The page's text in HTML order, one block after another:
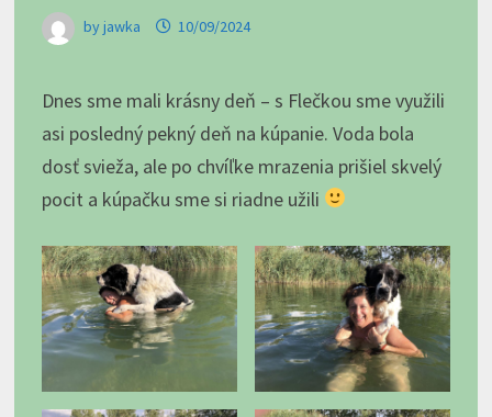
byjawka 10/09/2024
Dnes sme mali krásny deň – s Flečkou sme využili
asi posledný pekný deň na kúpanie. Voda bola
dosť svieža, ale po chvíľke mrazenia prišiel skvelý
pocit a kúpačku sme si riadne užili